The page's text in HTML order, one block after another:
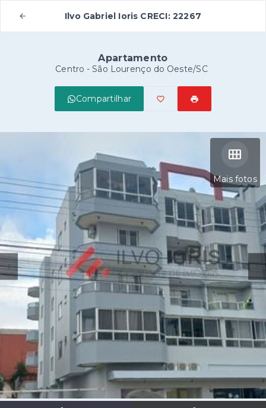
Ilvo Gabriel Ioris CRECI: 22267
Apartamento
Centro - São Lourenço do Oeste/SC
Compartilhar
Mais fotos